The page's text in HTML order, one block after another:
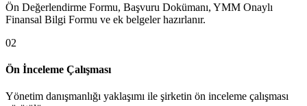
Ön Değerlendirme Formu, Başvuru Dokümanı, YMM Onaylı
Finansal Bilgi Formu ve ek belgeler hazırlanır.
02
Ön İnceleme Çalışması
Yönetim danışmanlığı yaklaşımı ile şirketin ön inceleme çalışması